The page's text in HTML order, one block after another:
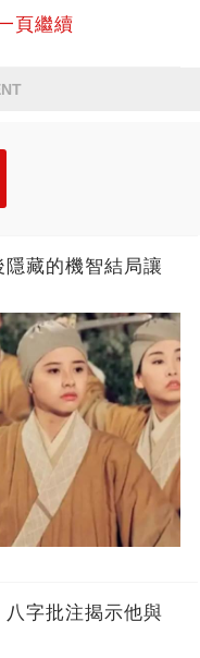
頁繼續
藏的機智結局讓
字批注揭示他與